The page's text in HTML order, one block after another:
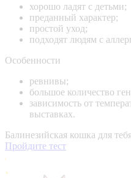
хорошо ладят с детьми;
преданный характер;
простой уход;
подходят людям с
Особенности
ревнивы;
большое количество
зависимость от
выставках.
Балинезийская кошка для
Пройдите тест